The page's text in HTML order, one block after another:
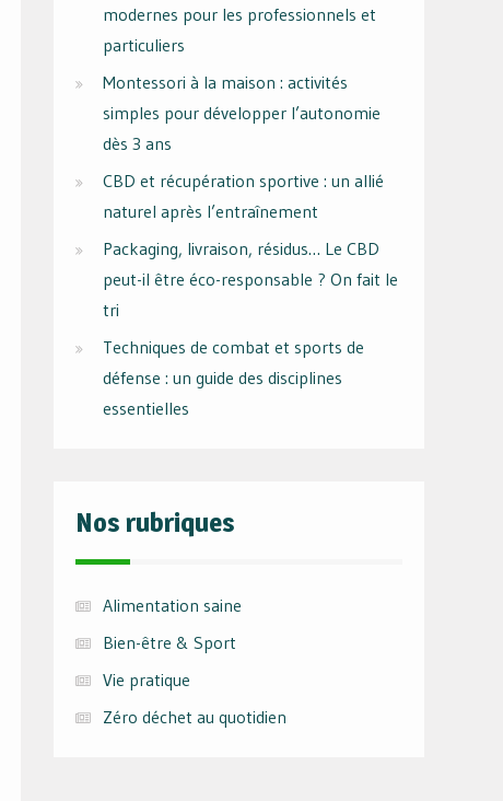
modernes pour les professionnels et
particuliers
Montessori à la maison : activités
simples pour développer l’autonomie
dès 3 ans
CBD et récupération sportive : un allié
naturel après l’entraînement
Packaging, livraison, résidus… Le CBD
peut-il être éco-responsable ? On fait le
tri
Techniques de combat et sports de
défense : un guide des disciplines
essentielles
Nos rubriques
Alimentation saine
Bien-être & Sport
Vie pratique
Zéro déchet au quotidien